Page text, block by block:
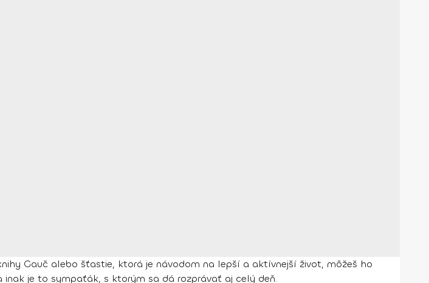
Gauč alebo šťastie, ktorá je návodom na lepší a aktívnejší život, môžeš ho
je to sympaťák, s ktorým sa dá rozprávať aj celý deň.